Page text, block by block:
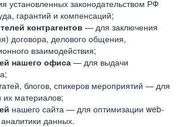
установленных законодательством РФ
гарантий и компенсаций;
контрагентов — для заключения
договора, делового общения,
взаимодействия;
нашего офиса — для выдачи
блогов, спикеров мероприятий — для
их материалов;
нашего сайта — для оптимизации web-
данных.